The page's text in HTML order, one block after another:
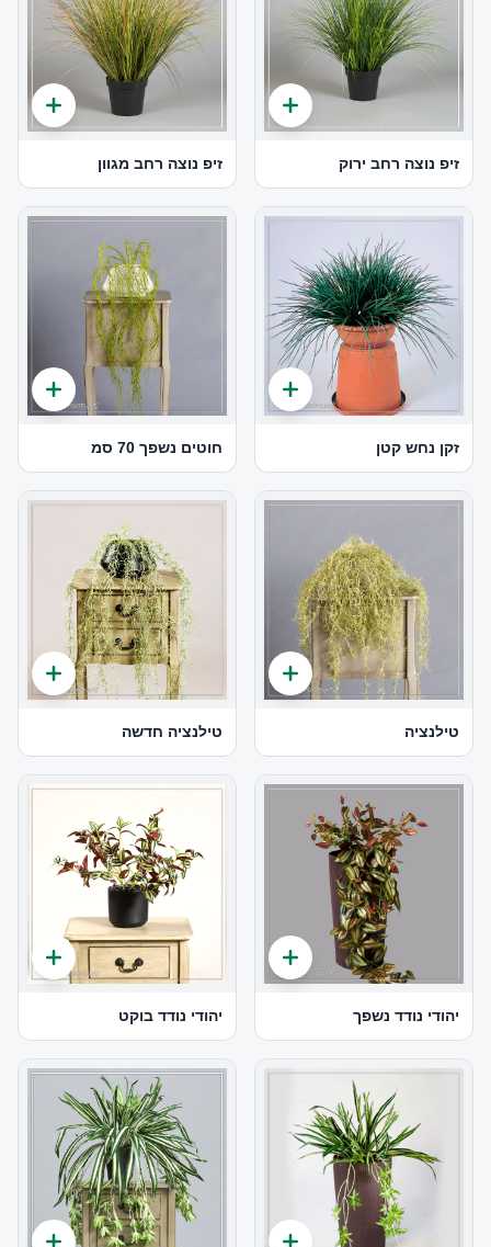
זיפ נוצה רחב ירוק זיפ נוצה רחב מגוון
זקן נחש קטן חוטים נשפך 70 סמ
טילנציה טילנציה חדשה
יהודי נודד נשפך יהודי נודד בוקט